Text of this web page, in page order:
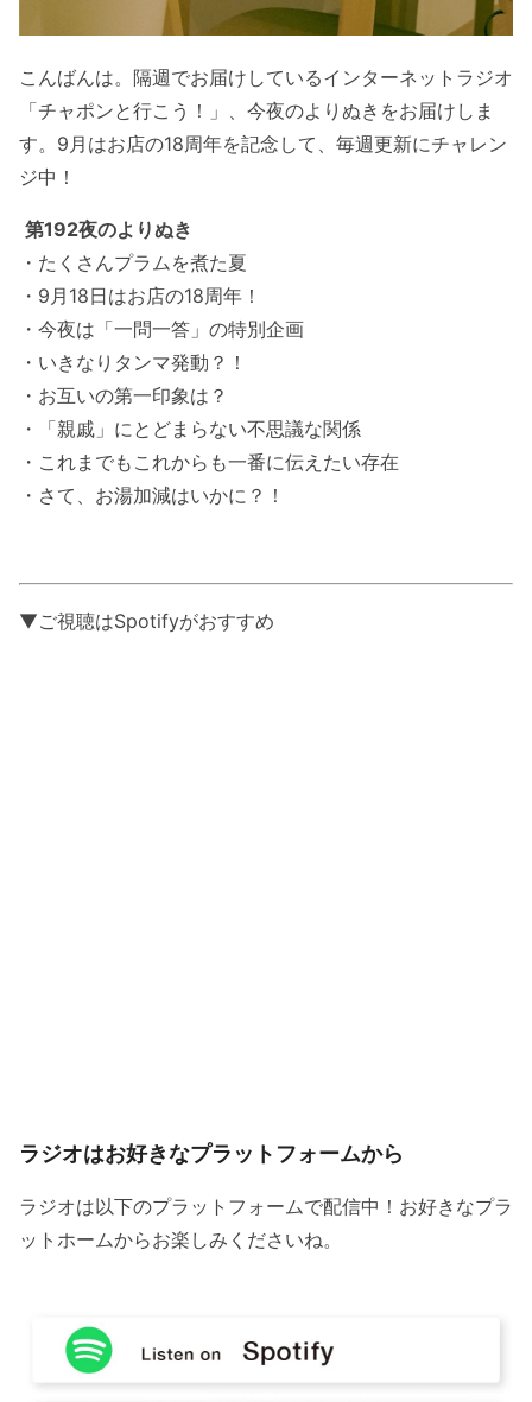
こんばんは。隔週でお届けしているインターネットラジオ
「チャポンと行こう！」、今夜のよりぬきをお届けしま
す。9月はお店の18周年を記念して、毎週更新にチャレン
ジ中！
第192夜のよりぬき
・たくさんプラムを煮た夏
・9月18日はお店の18周年！
・今夜は「一問一答」の特別企画
・いきなりタンマ発動？！
・お互いの第一印象は？
・「親戚」にとどまらない不思議な関係
・これまでもこれからも一番に伝えたい存在
・さて、お湯加減はいかに？！
▼ご視聴はSpotifyがおすすめ
ラジオはお好きなプラットフォームから
ラジオは以下のプラットフォームで配信中！お好きなプラ
ットホームからお楽しみくださいね。